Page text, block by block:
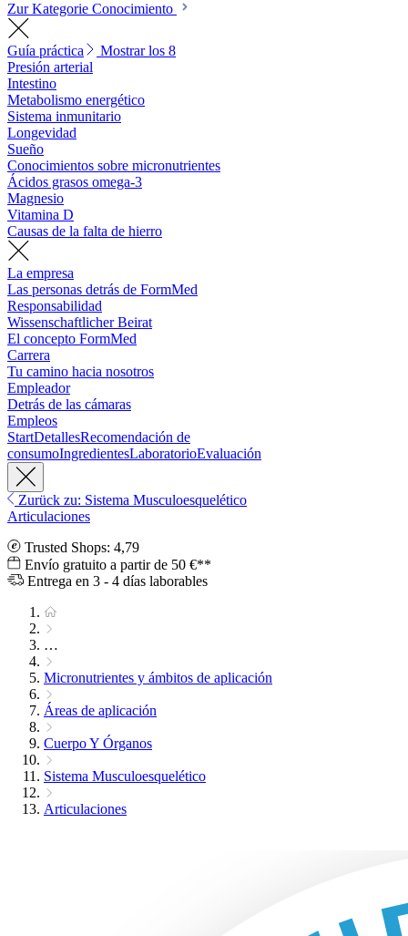
Zur Kategorie Conocimiento
Guía práctica
Mostrar los 8
Presión arterial
Intestino
Metabolismo energético
Sistema inmunitario
Longevidad
Sueño
Conocimientos sobre micronutrientes
Ácidos grasos omega-3
Magnesio
Vitamina D
Causas de la falta de hierro
La empresa
Las personas detrás de FormMed
Responsabilidad
Wissenschaftlicher Beirat
El concepto FormMed
Carrera
Tu camino hacia nosotros
Empleador
Detrás de las cámaras
Empleos
StartDetallesRecomendación de
consumoIngredientesLaboratorioEvaluación
Zurück zu: Sistema Musculoesquelético
Articulaciones
Trusted Shops: 4,79
Envío gratuito a partir de 50 €**
Entrega en 3 - 4 días laborables
…
Micronutrientes y ámbitos de aplicación
Áreas de aplicación
Cuerpo Y Órganos
Sistema Musculoesquelético
Articulaciones